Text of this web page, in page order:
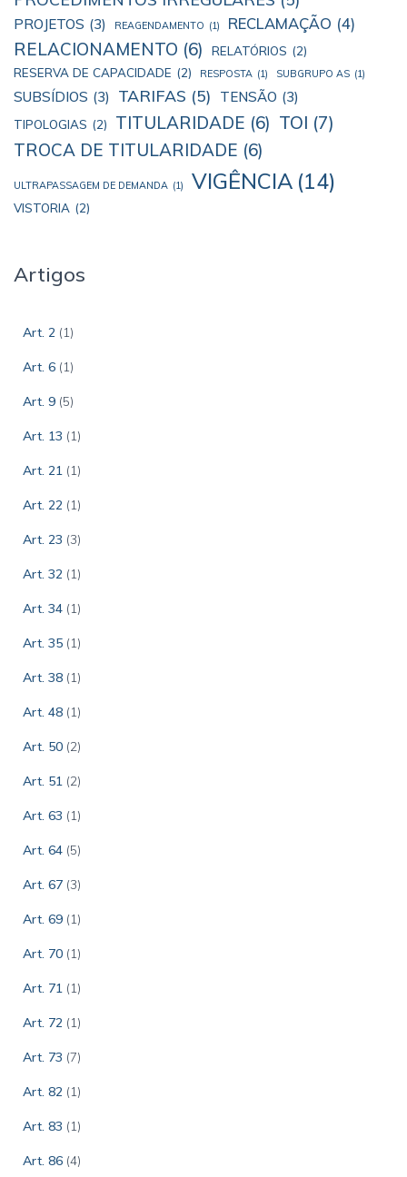
PROJETOS (3) REAGENDAMENTO (1) RECLAMAÇÃO (4)
RELACIONAMENTO (6) RELATÓRIOS (2)
RESERVA DE CAPACIDADE (2) RESPOSTA (1) SUBGRUPO AS (1)
SUBSÍDIOS (3) TARIFAS (5) TENSÃO (3)
TIPOLOGIAS (2) TITULARIDADE (6) TOI (7)
TROCA DE TITULARIDADE (6)
ULTRAPASSAGEM DE DEMANDA (1) VIGÊNCIA (14)
VISTORIA (2)
Artigos
Art. 2 (1)
Art. 6 (1)
Art. 9 (5)
Art. 13 (1)
Art. 21 (1)
Art. 22 (1)
Art. 23 (3)
Art. 32 (1)
Art. 34 (1)
Art. 35 (1)
Art. 38 (1)
Art. 48 (1)
Art. 50 (2)
Art. 51 (2)
Art. 63 (1)
Art. 64 (5)
Art. 67 (3)
Art. 69 (1)
Art. 70 (1)
Art. 71 (1)
Art. 72 (1)
Art. 73 (7)
Art. 82 (1)
Art. 83 (1)
Art. 86 (4)